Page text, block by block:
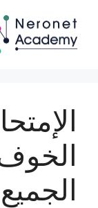
المحتوى
الجميع